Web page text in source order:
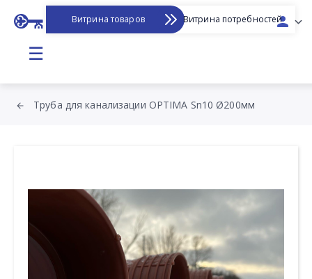
Витрина товаров Витрина потребностей
☰
Труба для канализации OPTIMA Sn10 Ø200мм